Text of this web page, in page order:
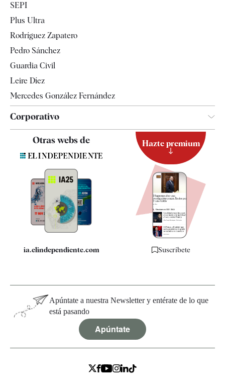
Televisión
SEPI
Plus Ultra
Rodríguez Zapatero
Pedro Sánchez
Guardia Civil
Leire Díez
Mercedes González Fernández
Corporativo
Contacto
Quiénes somos
Especificaciones
Otras webs de
ia.elindependiente.com
Hazte premium
Suscríbete
Apúntate a nuestra Newsletter y entérate de lo que
está pasando
Apúntate